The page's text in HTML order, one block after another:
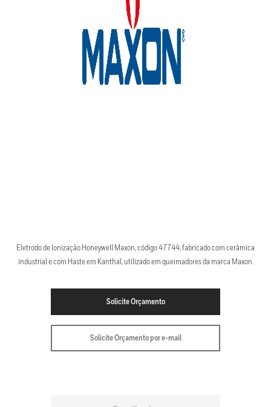
Eletrodo de Ionização Honeywell Maxon, código 47744, fabricado com cerâmica
industrial e com Haste em Kanthal, utilizado em queimadores da marca Maxon.
Solicite Orçamento
Solicite Orçamento por e-mail